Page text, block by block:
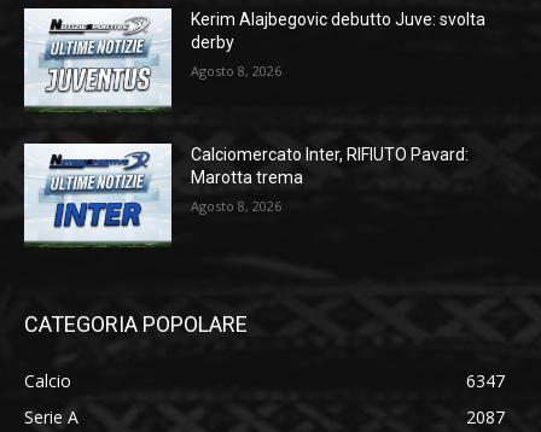
Kerim Alajbegovic debutto Juve: svolta
derby
Agosto 8, 2026
Calciomercato Inter, RIFIUTO Pavard:
Marotta trema
Agosto 8, 2026
CATEGORIA POPOLARE
Calcio
6347
Serie A
2087